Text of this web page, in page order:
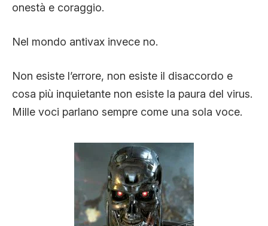
onestà e coraggio.
Nel mondo antivax invece no.
Non esiste l’errore, non esiste il disaccordo e
cosa più inquietante non esiste la paura del virus.
Mille voci parlano sempre come una sola voce.